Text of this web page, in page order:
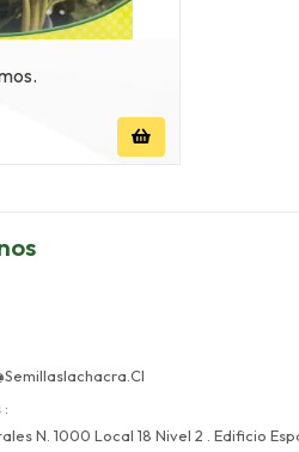
N. 1000 Local 18 Nivel 2 . Edificio